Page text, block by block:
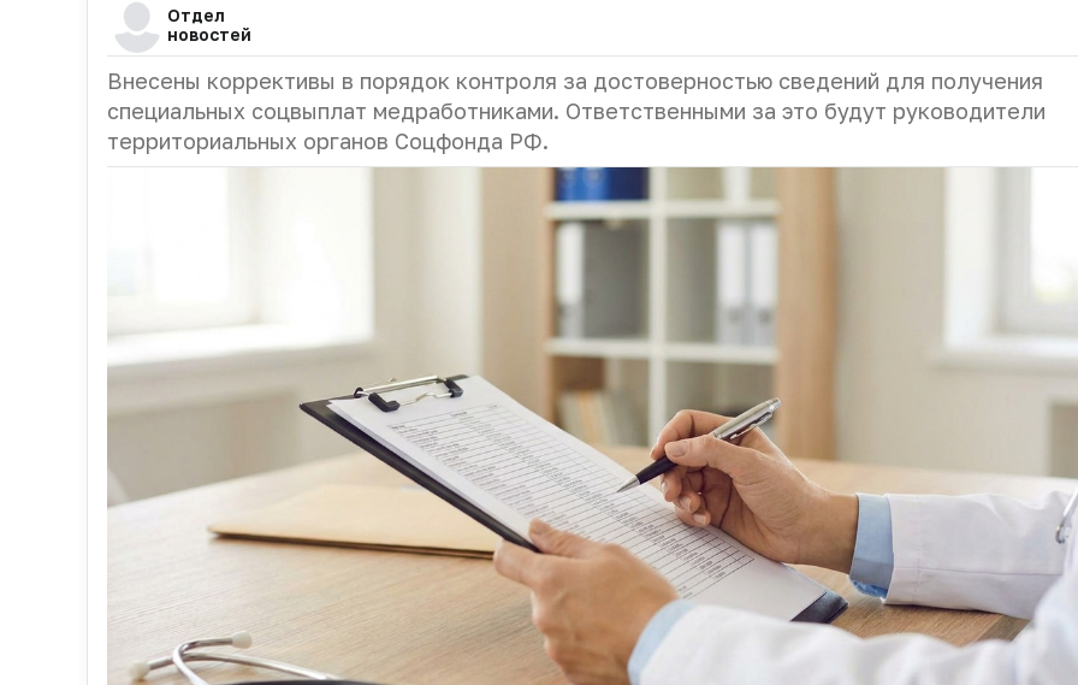
Отдел
новостей
Внесены коррективы в порядок контроля за достоверностью сведений для получения
специальных соцвыплат медработниками. Ответственными за это будут руководители
территориальных органов Соцфонда РФ.